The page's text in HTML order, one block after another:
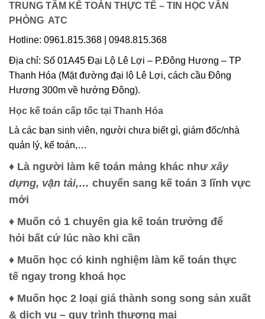
TRUNG TÂM KẾ TOÁN THỰC TẾ – TIN HỌC VĂN
PHÒNG ATC
Hotline: 0961.815.368 | 0948.815.368
Địa chỉ: Số 01A45 Đại Lộ Lê Lợi – P.Đông Hương – TP
Thanh Hóa (Mặt đường đại lộ Lê Lợi, cách cầu Đông
Hương 300m về hướng Đông).
Học kế toán cấp tốc tại Thanh Hóa
Là các bạn sinh viên, người chưa biết gì, giám đốc/nhà
quản lý, kế toán,…
♦ Là người làm kế toán mảng khác như xây
dựng, vận tải,… chuyển sang kế toán 3 lĩnh vực
mới
♦ Muốn có 1 chuyên gia kế toán trưởng để
hỏi bất cứ lúc nào khi cần
♦ Muốn học có kinh nghiệm làm kế toán thực
tế ngay trong khoá học
♦ Muốn học 2 loại giá thành song song sản xuất
& dịch vụ – quy trình thương mại